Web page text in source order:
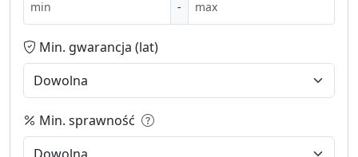
-
Min. gwarancja (lat)
Min. sprawność